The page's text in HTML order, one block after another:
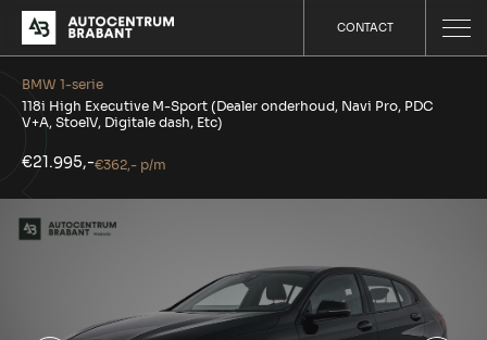
CONTACT
BMW 1-serie
118i High Executive M-Sport (Dealer onderhoud, Navi Pro, PDC
V+A, StoelV, Digitale dash, Etc)
€21.995,-€362,- p/m